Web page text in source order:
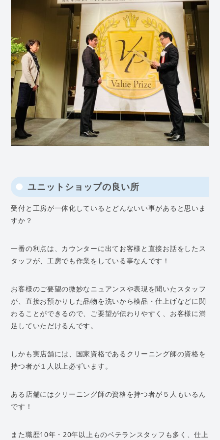
ユニットショップの良い所
受付と工房が一体化しているとどんないい事があると思いま
すか？
一番の利点は、カウンターに出てお客様と直接お話をしたス
タッフが、工房でも作業をしている事なんです！
お客様のご要望の微妙なニュアンスや表現を聞いたスタッフ
が、直接お預かりした品物を洗いから検品・仕上げなどに関
わることができるので、ご要望が伝わりやすく、お客様に満
足していただけるんです。
しかも実店舗には、国家資格であるクリーニング師の資格を
持つ者が１人以上必ずいます。
ある店舗にはクリーニング師の資格を持つ者が５人もいるん
です！
また職歴10年・20年以上ものベテランスタッフも多く、仕上